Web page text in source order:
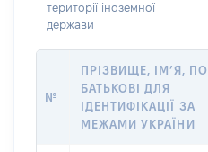
території іноземної
держави
№
ПРІЗВИЩЕ, ІМ’Я, ПО
БАТЬКОВІ ДЛЯ
ІДЕНТИФІКАЦІЇ ЗА
МЕЖАМИ УКРАЇНИ